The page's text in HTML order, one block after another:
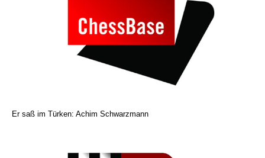
Er saß im Türken: Achim Schwarzmann